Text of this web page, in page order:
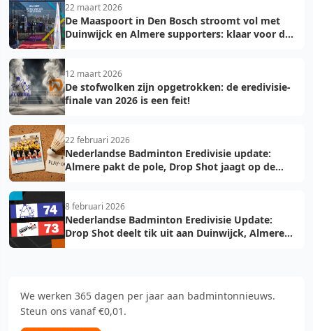
22 maart 2026
De Maaspoort in Den Bosch stroomt vol met
Duinwijck en Almere supporters: klaar voor de
12 maart 2026
De stofwolken zijn opgetrokken: de eredivisie-
finale van 2026 is een feit!
22 februari 2026
Nederlandse Badminton Eredivisie update:
Almere pakt de pole, Drop Shot jaagt op de
8 februari 2026
Nederlandse Badminton Eredivisie Update:
Drop Shot deelt tik uit aan Duinwijck, Almere
We werken 365 dagen per jaar aan badmintonnieuws.
Steun ons vanaf €0,01.